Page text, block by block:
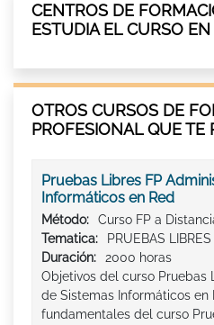
CENTROS DE
ESTUDIA EL CURSO
OTROS CURSOS DE
PROFESIONAL QUE TE
Pruebas Libres FP
Informáticos en Red
Método:
Curso FP a
Tematica:
PRUEBAS
Duración:
2000 horas
Objetivos del curso Pruebas
de Sistemas Informáticos en
fundamentales del curso